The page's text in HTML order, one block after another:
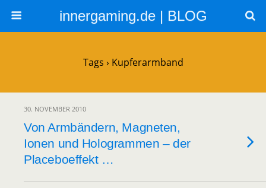
innergaming.de | BLOG
Tags › Kupferarmband
30. NOVEMBER 2010
Von Armbändern, Magneten,
Ionen und Hologrammen – der
Placeboeffekt …